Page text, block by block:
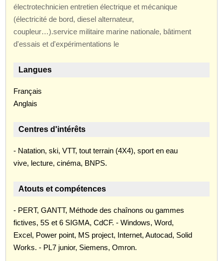
électrotechnicien entretien électrique et mécanique
(électricité de bord, diesel alternateur,
coupleur…).service militaire marine nationale, bâtiment
d'essais et d'expérimentations le
Langues
Français
Anglais
Centres d'intérêts
- Natation, ski, VTT, tout terrain (4X4), sport en eau
vive, lecture, cinéma, BNPS.
Atouts et compétences
- PERT, GANTT, Méthode des chaînons ou gammes
fictives, 5S et 6 SIGMA, CdCF. - Windows, Word,
Excel, Power point, MS project, Internet, Autocad, Solid
Works. - PL7 junior, Siemens, Omron.